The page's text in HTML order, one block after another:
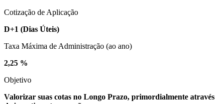
Cotização de Aplicação
D+1 (Dias Úteis)
Taxa Máxima de Administração (ao ano)
2,25 %
Objetivo
Valorizar suas cotas no Longo Prazo, primordialmente através